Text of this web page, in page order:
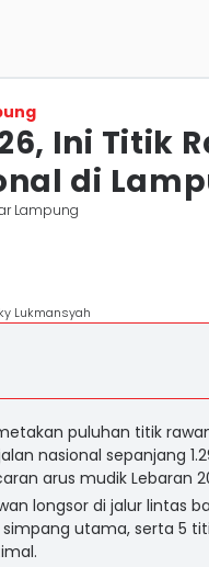
Ini Titik
di
Lampung
Lukmansyah
puluhan titik
nasional sepanjang
arus mudik Lebaran
longsor di jalur lintas
utama, serta 5